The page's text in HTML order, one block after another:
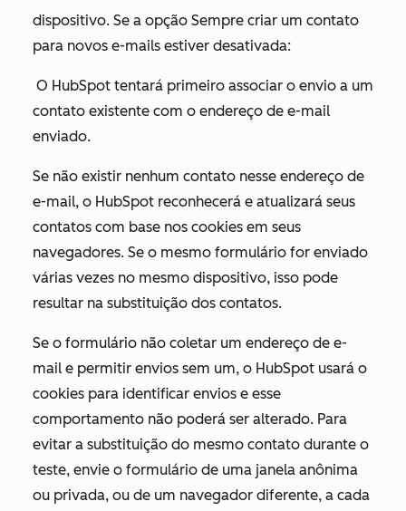
dispositivo. Se a opção Sempre criar um contato
para novos e-mails estiver desativada:
O HubSpot tentará primeiro associar o envio a um
contato existente com o endereço de e-mail
enviado.
Se não existir nenhum contato nesse endereço de
e-mail, o HubSpot reconhecerá e atualizará seus
contatos com base nos cookies em seus
navegadores. Se o mesmo formulário for enviado
várias vezes no mesmo dispositivo, isso pode
resultar na substituição dos contatos.
Se o formulário não coletar um endereço de e-
mail e permitir envios sem um, o HubSpot usará o
cookies para identificar envios e esse
comportamento não poderá ser alterado. Para
evitar a substituição do mesmo contato durante o
teste, envie o formulário de uma janela anônima
ou privada, ou de um navegador diferente, a cada